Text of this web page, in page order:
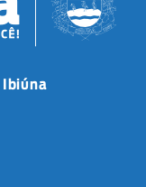
Ibiúna